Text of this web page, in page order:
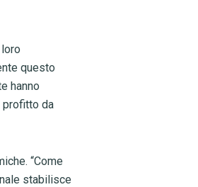
questo
hanno
profitto da
“Come
stabilisce